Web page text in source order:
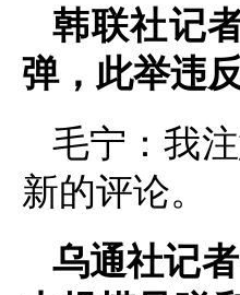
韩联社记
弹，此举违
毛宁：我
新的评论。
乌通社记